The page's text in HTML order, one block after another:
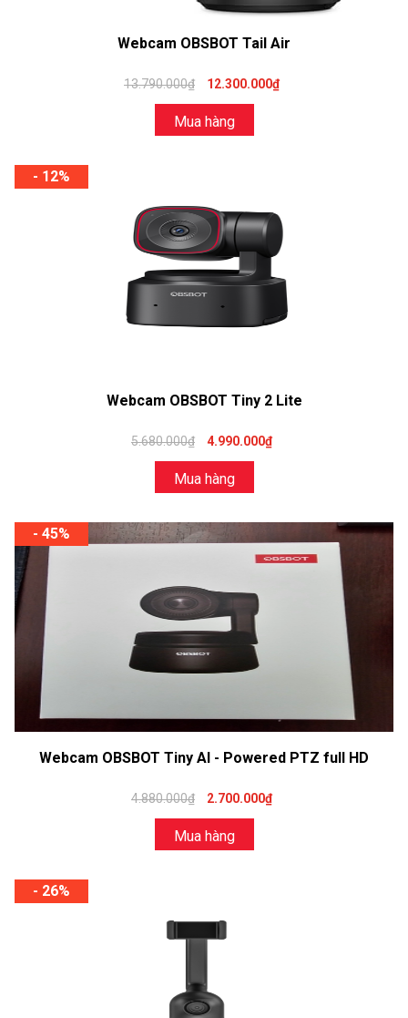
Webcam OBSBOT Tail Air
13.790.000₫ 12.300.000₫
Mua hàng
- 12%
Webcam OBSBOT Tiny 2 Lite
5.680.000₫ 4.990.000₫
Mua hàng
- 45%
Webcam OBSBOT Tiny AI - Powered PTZ full HD
4.880.000₫ 2.700.000₫
Mua hàng
- 26%